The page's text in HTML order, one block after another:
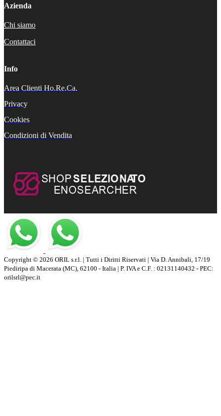
Azienda
Chi siamo
Contattaci
Info
Area Clienti Ho.Re.Ca.
Privacy
Cookies
Condizioni di Vendita
Copyright © 2026 ORIL s.r.l. | Tutti i Diritti Riservati | Via D. Annibali, 17/19
Piediripa di Macerata (MC), 62100 - Italia | P. IVA e C.F. : 02131140432 - PEC:
orilsrl@pec.it